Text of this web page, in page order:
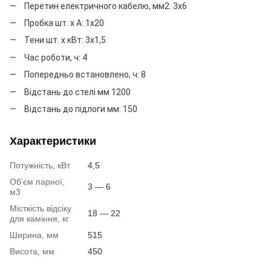
Перетин електричного кабелю, мм2: 3x6
Пробка шт. х А: 1x20
Тени шт. х кВт: 3x1,5
Час роботи, ч: 4
Попередньо встановлено, ч: 8
Відстань до стелі мм 1200
Відстань до підлоги мм: 150
Характеристики
Потужність, кВт
4,5
Об’єм парної,
м3
3 — 6
Місткість відсіку
для каміння, кг
18 — 22
Ширина, мм
515
Висота, мм
450